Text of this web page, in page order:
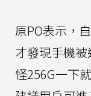
原PO表示，
才發現手機
怪256G一下